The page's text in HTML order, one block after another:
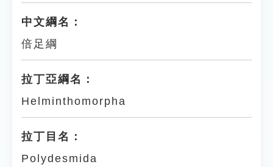
中文綱名：
倍足綱
拉丁亞綱名：
Helminthomorpha
拉丁目名：
Polydesmida